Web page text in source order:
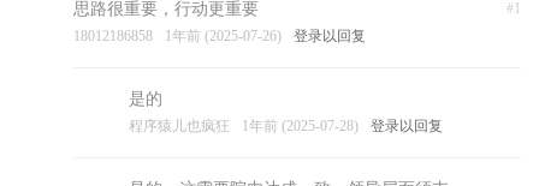
#1
思路很重要，行动更重要
18012186858 1年前 (2025-07-26) 登录以回复
是的
程序猿儿也疯狂 1年前 (2025-07-28) 登录以回复